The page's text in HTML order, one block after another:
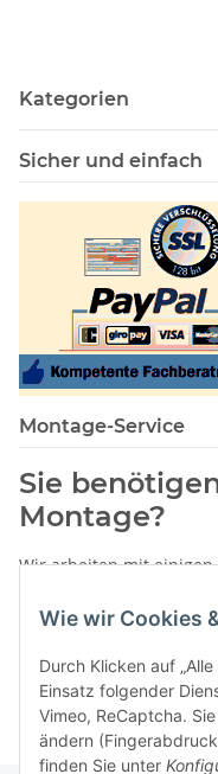
Wie wir Cookies
Durch Klicken auf
Einsatz folgender
Vimeo, ReCaptcha.
ändern
finden Sie unter
Kategorien
Sicher und einfach
Montage-Service
Sie
Montage?
Wir arbeiten mit
Rufen Sie uns
02387 9192151
oder schreiben Sie